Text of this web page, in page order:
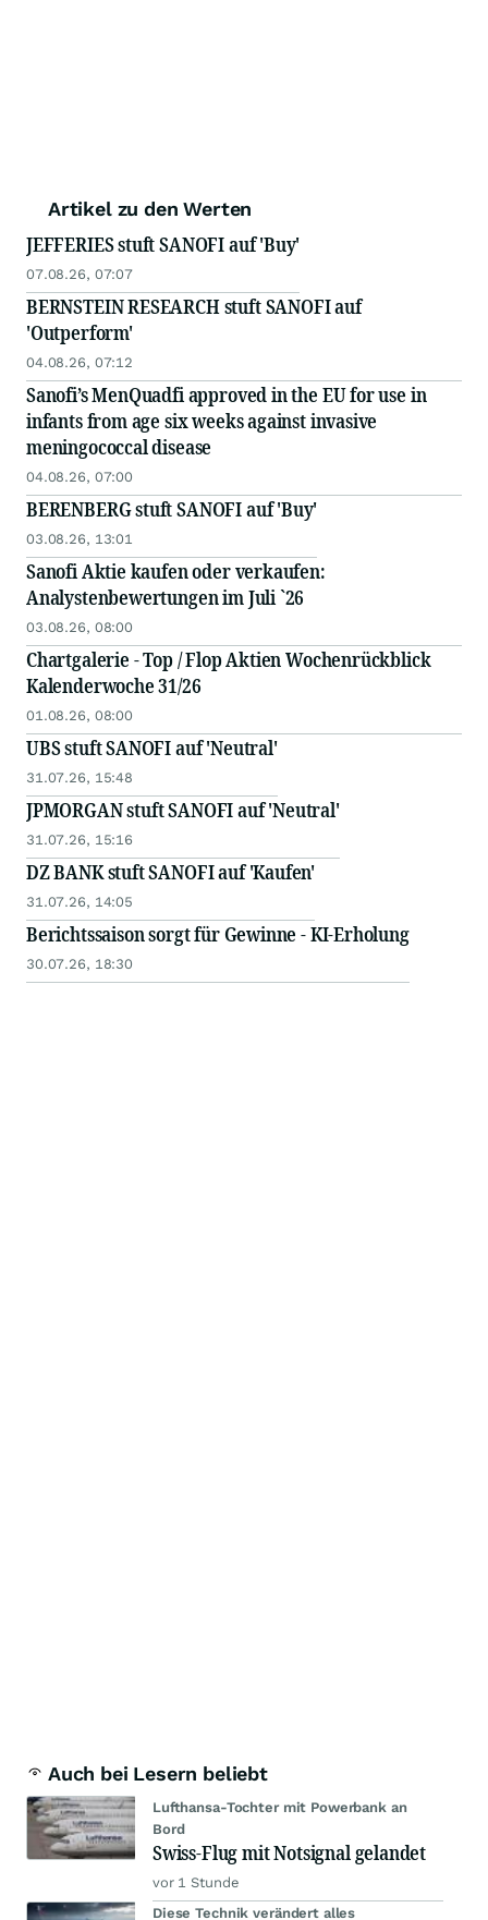
Artikel zu den Werten
JEFFERIES stuft SANOFI auf 'Buy'
07.08.26, 07:07
BERNSTEIN RESEARCH stuft SANOFI auf
'Outperform'
04.08.26, 07:12
Sanofi’s MenQuadfi approved in the EU for use in
infants from age six weeks against invasive
meningococcal disease
04.08.26, 07:00
BERENBERG stuft SANOFI auf 'Buy'
03.08.26, 13:01
Sanofi Aktie kaufen oder verkaufen:
Analystenbewertungen im Juli `26
03.08.26, 08:00
Chartgalerie - Top / Flop Aktien Wochenrückblick
Kalenderwoche 31/26
01.08.26, 08:00
UBS stuft SANOFI auf 'Neutral'
31.07.26, 15:48
JPMORGAN stuft SANOFI auf 'Neutral'
31.07.26, 15:16
DZ BANK stuft SANOFI auf 'Kaufen'
31.07.26, 14:05
Berichtssaison sorgt für Gewinne - KI-Erholung
30.07.26, 18:30
Auch bei Lesern beliebt
Lufthansa-Tochter mit Powerbank an
Bord
Swiss-Flug mit Notsignal gelandet
vor 1 Stunde
Diese Technik verändert alles